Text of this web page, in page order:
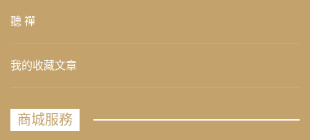
聽 禪
我的收藏文章
商城服務